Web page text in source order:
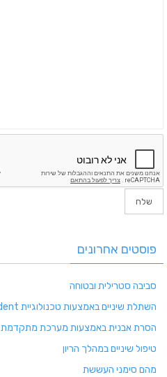
פוסטים אחרונים
סביבה סטרילית ובטוחה
השתלת שיניים באמצעות טכנולוגיית Navident
הסרת אבנית באמצעות מערכת מתקדמת AIRFLOW
טיפול שיניים במהלך הריון
מהם סימני העששת